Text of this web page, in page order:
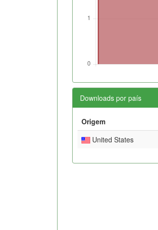
Downloads por país
Origem
United States